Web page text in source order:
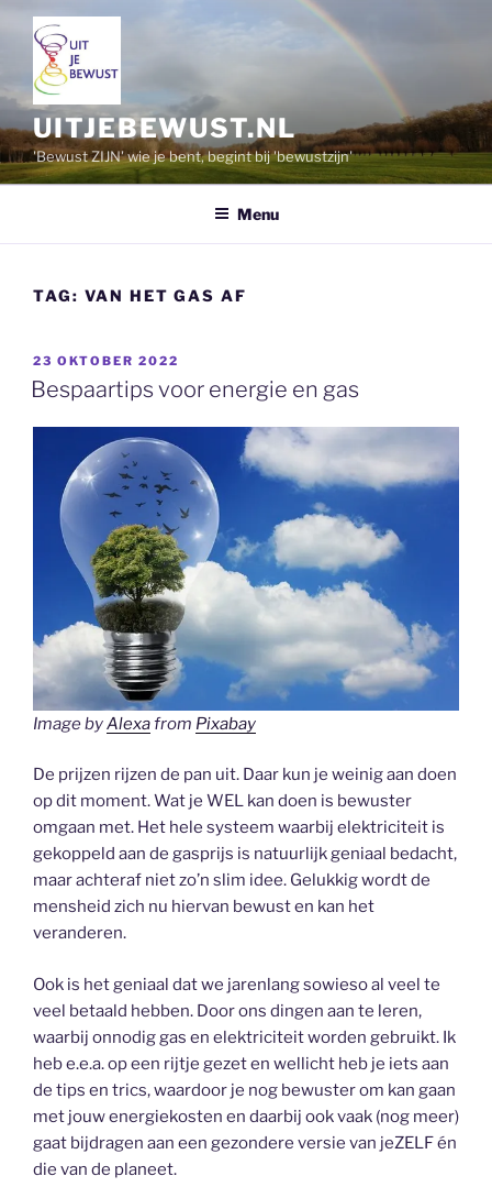
inhoud
UITJEBEWUST.NL
'Bewust ZIJN' wie je bent, begint bij 'bewustzijn'
Menu
TAG: VAN HET GAS AF
GEPLAATST
OP
23 OKTOBER 2022
Bespaartips voor energie en gas
Image byAlexafrom Pixabay
De prijzen rijzen de pan uit. Daar kun je weinig aan doen
op dit moment. Wat je WEL kan doen is bewuster
omgaan met. Het hele systeem waarbij elektriciteit is
gekoppeld aan de gasprijs is natuurlijk geniaal bedacht,
maar achteraf niet zo’n slim idee. Gelukkig wordt de
mensheid zich nu hiervan bewust en kan het
veranderen.
Ook is het geniaal dat we jarenlang sowieso al veel te
veel betaald hebben. Door ons dingen aan te leren,
waarbij onnodig gas en elektriciteit worden gebruikt. Ik
heb e.e.a. op een rijtje gezet en wellicht heb je iets aan
de tips en trics, waardoor je nog bewuster om kan gaan
met jouw energiekosten en daarbij ook vaak (nog meer)
gaat bijdragen aan een gezondere versie van jeZELF én
die van de planeet.